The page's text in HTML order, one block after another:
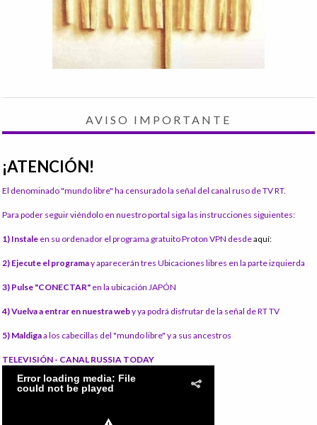
AVISO IMPORTANTE
¡ATENCIÓN!
El denominado "mundo libre" ha censurado la señal del canal ruso de TV RT.
Para poder seguir viéndolo en nuestro portal siga las instrucciones siguientes:
1) Instale en su ordenador el programa gratuito Proton VPN desdeaquí:
2) Ejecute el programay aparecerán tres Ubicaciones libres en la parte izquierda
3) Pulse "CONECTAR" en la ubicación JAPÓN
4) Vuelva a entrar en nuestra weby ya podrá disfrutar de la señal de RT TV
5) Maldigaa los cabecillas del "mundo libre" y a sus ancestros
TELEVISIÓN - CANAL RUSSIA TODAY